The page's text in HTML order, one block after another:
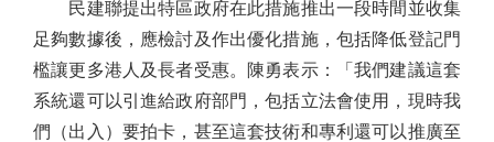
民建聯提出特區政府在此措施推出一段時間並收集
足夠數據後，應檢討及作出優化措施，包括降低登記門
檻讓更多港人及長者受惠。陳勇表示：「我們建議這套
系統還可以引進給政府部門，包括立法會使用，現時我
們（出入）要拍卡，甚至這套技術和專利還可以推廣至